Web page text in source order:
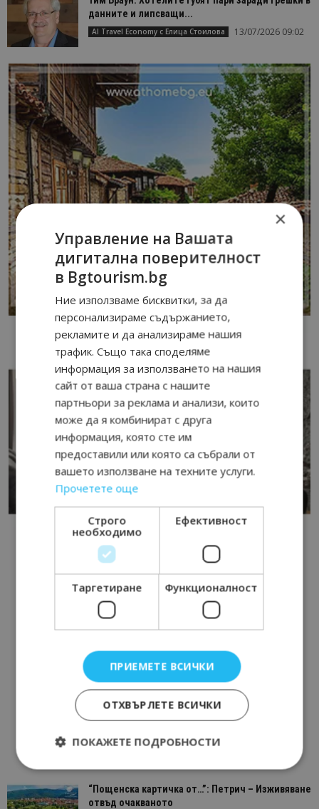
данните и липсващи...
AI Travel Economy с Елица Стоилова 13/07/2026 09:02
“Пощенска картичка от…”: Петрич – Изживяване
отвъд очакваното
×
Управление на Вашата
дигитална поверителност
в Bgtourism.bg
Ние използваме бисквитки, за да
персонализираме съдържанието,
рекламите и да анализираме нашия
трафик. Също така споделяме
информация за използването на нашия
сайт от ваша страна с нашите
партньори за реклама и анализи, които
може да я комбинират с друга
информация, която сте им
предоставили или която са събрали от
вашето използване на техните услуги.
Прочетете още
Строго
необходимо
Ефективност
Таргетиране Функционалност
ПРИЕМЕТЕ ВСИЧКИ
ОТХВЪРЛЕТЕ ВСИЧКИ
ПОКАЖЕТЕ ПОДРОБНОСТИ
Строго необходимо
Ефективност